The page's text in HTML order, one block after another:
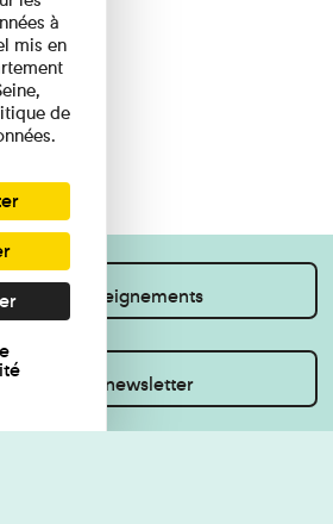
des renseignements
vous à la newsletter
à
mis en
de